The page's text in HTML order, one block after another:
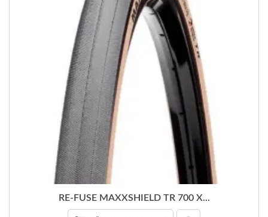
RE-FUSE MAXXSHIELD TR 700 X...